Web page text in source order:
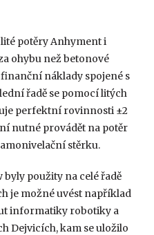
potěry Anhyment i
ohybu než betonové
náklady spojené s
řadě se pomocí litých
perfektní rovinnosti ±2
nutné provádět na potěr
stěrku.
použity na celé řadě
je možné uvést například
informatiky robotiky a
Dejvicích, kam se uložilo